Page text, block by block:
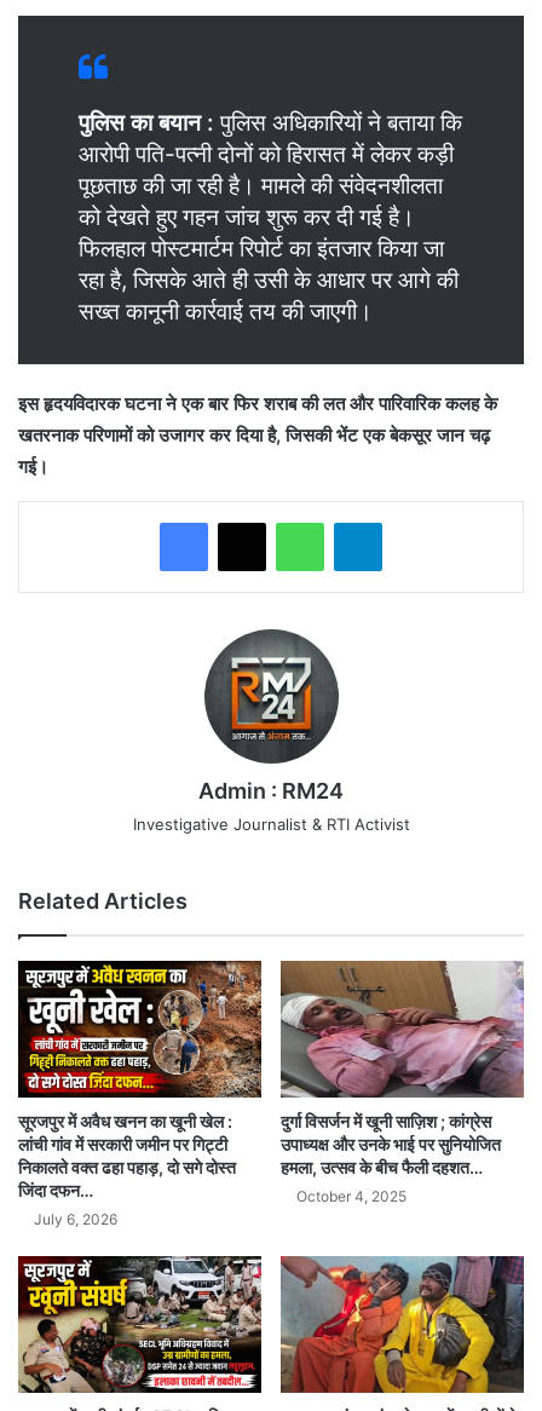
पुलिस का बयान : पुलिस अधिकारियों ने बताया कि
आरोपी पति-पत्नी दोनों को हिरासत में लेकर कड़ी
पूछताछ की जा रही है। मामले की संवेदनशीलता
को देखते हुए गहन जांच शुरू कर दी गई है।
फिलहाल पोस्टमार्टम रिपोर्ट का इंतजार किया जा
रहा है, जिसके आते ही उसी के आधार पर आगे की
सख्त कानूनी कार्रवाई तय की जाएगी।
इस हृदयविदारक घटना ने एक बार फिर शराब की लत और पारिवारिक कलह के
खतरनाक परिणामों को उजागर कर दिया है, जिसकी भेंट एक बेकसूर जान चढ़
गई।
WhatsAppTelegram
Admin : RM24
Investigative Journalist & RTI Activist
Related Articles
सूरजपुर में अवैध खनन का खूनी खेल :
लांची गांव में सरकारी जमीन पर गिट्टी
निकालते वक्त ढहा पहाड़, दो सगे दोस्त
जिंदा दफन…
July 6, 2026
दुर्गा विसर्जन में खूनी साज़िश ; कांग्रेस
उपाध्यक्ष और उनके भाई पर सुनियोजित
हमला, उत्सव के बीच फैली दहशत…
October 4, 2025